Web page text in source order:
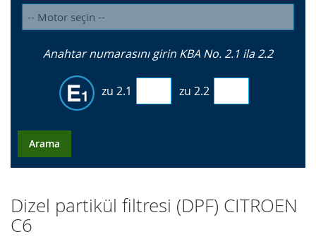
Anahtar numarasını girin KBA No. 2.1 ila 2.2
zu 2.1 zu 2.2
Arama
Dizel partikül filtresi (DPF) CITROEN
C6